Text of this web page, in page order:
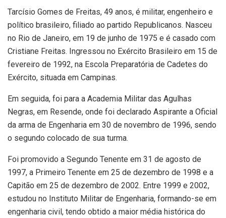
Tarcísio Gomes de Freitas, 49 anos, é militar, engenheiro e
político brasileiro, filiado ao partido Republicanos. Nasceu
no Rio de Janeiro, em 19 de junho de 1975 e é casado com
Cristiane Freitas. Ingressou no Exército Brasileiro em 15 de
fevereiro de 1992, na Escola Preparatória de Cadetes do
Exército, situada em Campinas.
Em seguida, foi para a Academia Militar das Agulhas
Negras, em Resende, onde foi declarado Aspirante a Oficial
da arma de Engenharia em 30 de novembro de 1996, sendo
o segundo colocado de sua turma.
Foi promovido a Segundo Tenente em 31 de agosto de
1997, a Primeiro Tenente em 25 de dezembro de 1998 e a
Capitão em 25 de dezembro de 2002. Entre 1999 e 2002,
estudou no Instituto Militar de Engenharia, formando-se em
engenharia civil, tendo obtido a maior média histórica do